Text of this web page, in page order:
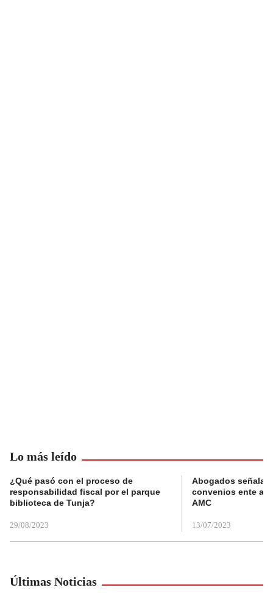
Lo más leído
¿Qué pasó con el proceso de
responsabilidad fiscal por el parque
biblioteca de Tunja?
29/08/2023
Abogados
convenios ente
AMC
13/07/2023
Últimas Noticias